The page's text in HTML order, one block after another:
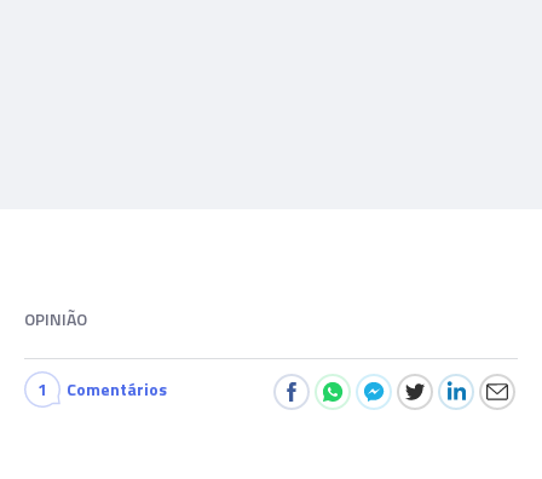
OPINIÃO
1 Comentários